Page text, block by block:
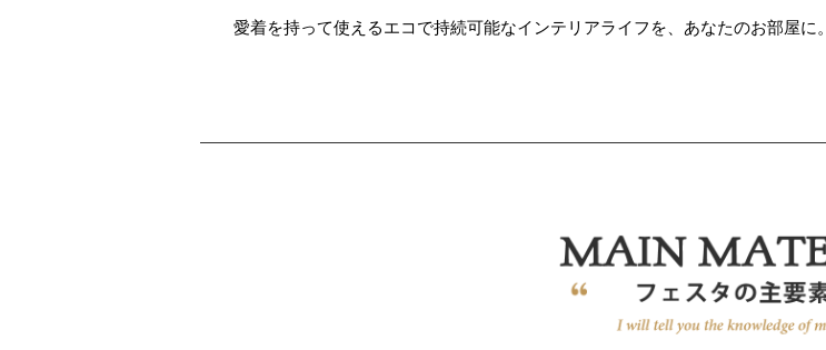
愛着を持って使えるエコで持続可能なインテリアライフを、あなたのお部屋に。